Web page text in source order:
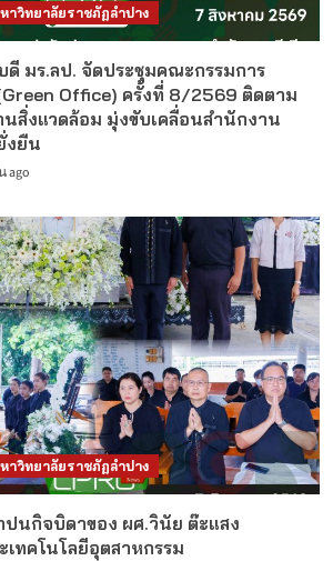
าวิทยาลัยราชภัฏลำปาง
มร.ลป. จัดประชุมคณะกรรมการ
Office) ครั้งที่ 8/2569 ติดตาม
นสิ่งแวดล้อม มุ่งขับเคลื่อนสำนักงาน
งยืน
ago
าวิทยาลัยราชภัฏลำปาง
นกิจบิดาของ ผศ.วินัย ต๊ะแสง
ทคโนโลยีอุตสาหกรรม